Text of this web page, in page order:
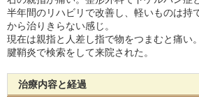
半年間のリハビリで改善し、軽いものは持
から治りきらない感じ。
現在は親指と人差し指で物をつまむと痛い。
腱鞘炎で検索をして来院された。
治療内容と経過